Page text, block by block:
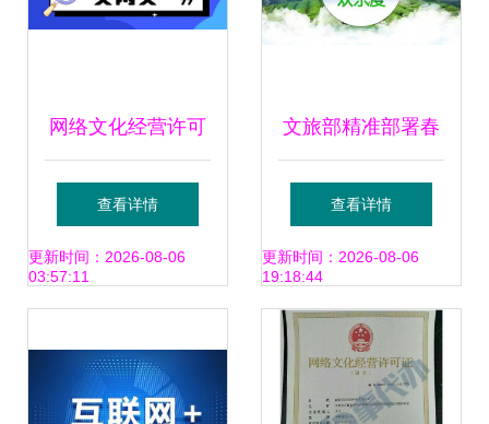
网络文化经营许可
证申办过程是怎样
的
查看详情
更新时间：2026-08-06
03:57:11
文旅部精准部署春
季假日市场 推动网
络文化经营健康有
序发展
查看详情
更新时间：2026-08-06
19:18:44